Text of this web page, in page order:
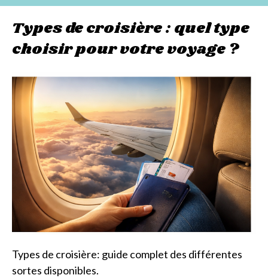
Types de croisière : quel type
choisir pour votre voyage ?
Types de croisière: guide complet des différentes
sortes disponibles.